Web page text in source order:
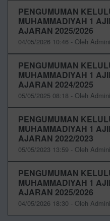
PENGUMUMAN
MUHAMMADIYAH 1
AJARAN 2025/2026
04/05/2026 10:46 - Oleh
PENGUMUMAN
MUHAMMADIYAH 1
AJARAN 2024/2025
05/05/2025 08:18 - Oleh
PENGUMUMAN
MUHAMMADIYAH 1
AJARAN 2022/2023
05/05/2023 13:59 - Oleh
PENGUMUMAN
MUHAMMADIYAH 1
AJARAN 2025/2026
04/05/2026 18:30 - Oleh